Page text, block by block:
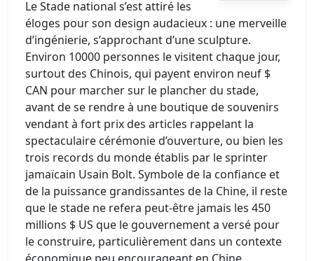
Le Stade national s’est attiré les
éloges pour son design audacieux : une merveille
d’ingénierie, s’approchant d’une sculpture.
Environ 10000 personnes le visitent chaque jour,
surtout des Chinois, qui payent environ neuf $
CAN pour marcher sur le plancher du stade,
avant de se rendre à une boutique de souvenirs
vendant à fort prix des articles rappelant la
spectaculaire cérémonie d’ouverture, ou bien les
trois records du monde établis par le sprinter
jamaïcain Usain Bolt. Symbole de la confiance et
de la puissance grandissantes de la Chine, il reste
que le stade ne refera peut-être jamais les 450
millions $ US que le gouvernement a versé pour
le construire, particulièrement dans un contexte